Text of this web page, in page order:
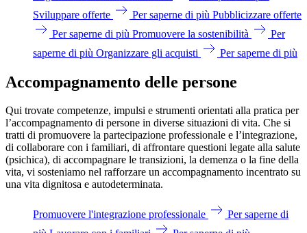
Sviluppare offerte
Per saperne di più Pubblicizzare offerte
Per saperne di più Promuovere la sostenibilità
Per
saperne di più Organizzare gli acquisti Per saperne di più
Accompagnamento delle persone
Qui trovate competenze, impulsi e strumenti orientati alla pratica per
l’accompagnamento di persone in diverse situazioni di vita. Che si
tratti di promuovere la partecipazione professionale e l’integrazione,
di collaborare con i familiari, di affrontare questioni legate alla salute
(psichica), di accompagnare le transizioni, la demenza o la fine della
vita, vi sosteniamo nel rafforzare un accompagnamento incentrato su
una vita dignitosa e autodeterminata.
Promuovere l'integrazione professionale
Per saperne di